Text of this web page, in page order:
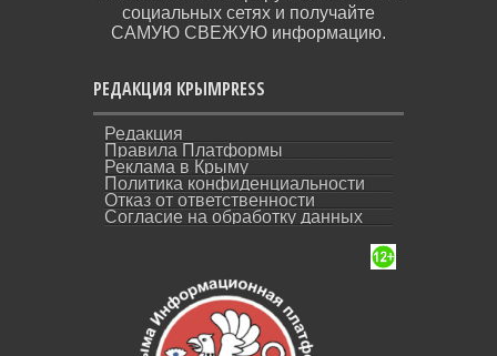
социальных сетях и получайте
САМУЮ СВЕЖУЮ информацию.
РЕДАКЦИЯ КРЫМPRESS
Редакция
Правила Платформы
Реклама в Крыму
Политика конфиденциальности
Отказ от ответственности
Согласие на обработку данных